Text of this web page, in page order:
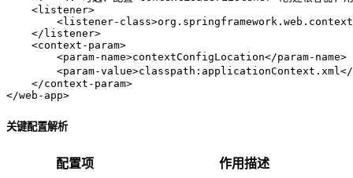
<listener>
<listener-class>
</ listener>
<context-param>
<param-name>contextConfigLocation</param-name>
<param-value>classpath:applicationContext.xml </
</context-param>
</web-app>
关键配置解析
配置项 作用描述